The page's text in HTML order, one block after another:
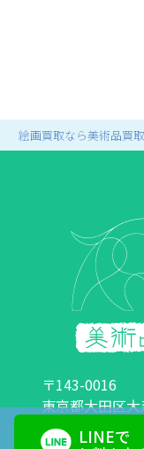
LINEで
絵画買取なら美術品買
〒143-0016
東京都大田区
営業時間：